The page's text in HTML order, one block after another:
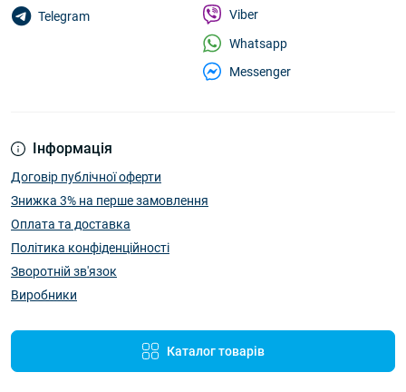
Інформація
Договір публічної оферти
Знижка 3% на перше замовлення
Оплата та доставка
Політика конфіденційності
Зворотній зв'язок
Виробники
Каталог товарів
Telegram
Viber
Whatsapp
Messenger